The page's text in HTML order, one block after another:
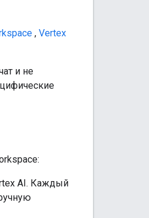
, Vertex
и не
AI. Каждый